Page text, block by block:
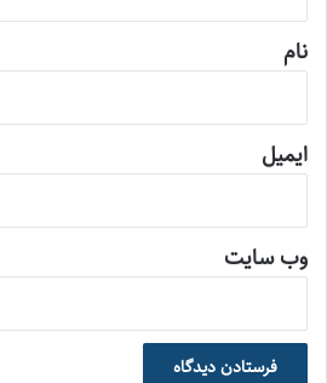
نام
ایمیل
وب‌ سایت